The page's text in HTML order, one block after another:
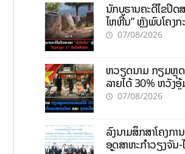
ນັກບູຮານຄະດີໄຂປິດ
ໄຫຫີນ” ຫຼັງພົບໂຄງ
ຄົນໃນຫີນຍັກ
07/08/2026
ຫວຽດນາມ ກຽມຫຼຸ
ລາຍໄດ້ 30% ຫວັງ
ຂະໜາດນ້ອຍ ແລະ ຈຸນ
07/08/2026
ລົງນາມສຶກສາໂຄງກາ
ອຸດສາຫະກຳວຽງຈັນ-